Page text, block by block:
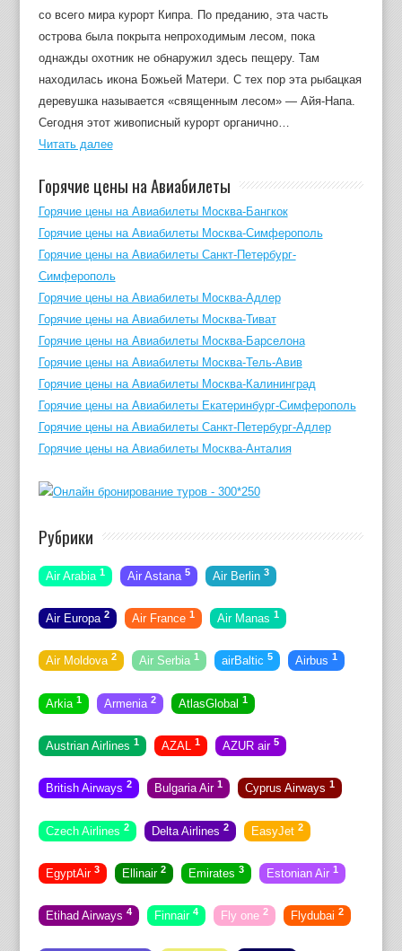
со всего мира курорт Кипра. По преданию, эта часть
острова была покрыта непроходимым лесом, пока
однажды охотник не обнаружил здесь пещеру. Там
находилась икона Божьей Матери. С тех пор эта рыбацкая
деревушка называется «священным лесом» — Айя-Напа.
Сегодня этот живописный курорт органично…
Читать далее
Горячие цены на Авиабилеты
Горячие цены на Авиабилеты Москва-Бангкок
Горячие цены на Авиабилеты Москва-Симферополь
Горячие цены на Авиабилеты Санкт-Петербург-
Симферополь
Горячие цены на Авиабилеты Москва-Адлер
Горячие цены на Авиабилеты Москва-Тиват
Горячие цены на Авиабилеты Москва-Барселона
Горячие цены на Авиабилеты Москва-Тель-Авив
Горячие цены на Авиабилеты Москва-Калининград
Горячие цены на Авиабилеты Екатеринбург-Симферополь
Горячие цены на Авиабилеты Санкт-Петербург-Адлер
Горячие цены на Авиабилеты Москва-Анталия
Рубрики
Air Arabia 1 Air Astana 5 Air Berlin 3
Air Europa 2 Air France 1 Air Manas 1
Air Moldova 2 Air Serbia 1 airBaltic 5 Airbus 1
Arkia 1 Armenia 2 AtlasGlobal 1
Austrian Airlines 1 AZAL 1 AZUR air 5
British Airways 2 Bulgaria Air 1 Cyprus Airways 1
Czech Airlines 2 Delta Airlines 2 EasyJet 2
EgyptAir 3 Ellinair 2 Emirates 3 Estonian Air 1
Etihad Airways 4 Finnair 4 Fly one 2 Flydubai 2